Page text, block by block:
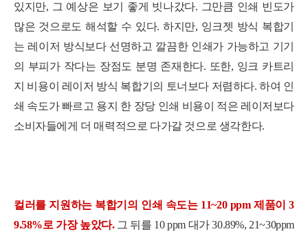
있지만, 그 예상은 보기 좋게 빗나갔다. 그만큼 인쇄 빈도가
많은 것으로도 해석할 수 있다. 하지만, 잉크젯 방식 복합기
는 레이저 방식보다 선명하고 깔끔한 인쇄가 가능하고 기기
의 부피가 작다는 장점도 분명 존재한다. 또한, 잉크 카트리
지 비용이 레이저 방식 복합기의 토너보다 저렴하다. 하여 인
쇄 속도가 빠르고 용지 한 장당 인쇄 비용이 적은 레이저보다
소비자들에게 더 매력적으로 다가갈 것으로 생각한다.
컬러를 지원하는 복합기의 인쇄 속도는 11~20 ppm 제품이 3
9.58%로 가장 높았다. 그 뒤를 10 ppm 대가 30.89%, 21~30ppm